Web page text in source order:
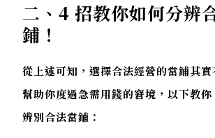
二、4 招教你如何分辨
鋪！
從上述可知，選擇合法經營的當鋪其
幫助你度過急需用錢的窘境，以下教
辨別合法當鋪：